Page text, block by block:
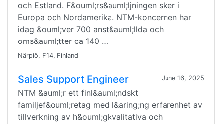
och Estland. F&ouml;rs&auml;ljningen sker i
Europa och Nordamerika. NTM-koncernen har
idag &ouml;ver 700 anst&auml;llda och
oms&auml;tter ca 140 …
Närpiö, F14, Finland
Sales Support Engineer June 16, 2025
NTM &auml;r ett finl&auml;ndskt
familjef&ouml;retag med l&aring;ng erfarenhet av
tillverkning av h&ouml;gkvalitativa och